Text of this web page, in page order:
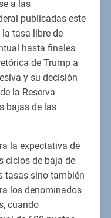
a las
publicadas este
la tasa libre de
hasta finales
de Trump a
y su decisión
la Reserva
bajas de las
la expectativa de
ciclos de baja de
tasas sino también
los denominados
cuando